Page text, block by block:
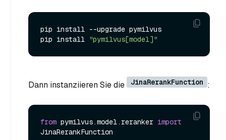
pip install --upgrade pymilvus
pip install "pymilvus[model]"
Dann instanziieren Sie die JinaRerankFunction :
from pymilvus.model.reranker import
JinaRerankFunction